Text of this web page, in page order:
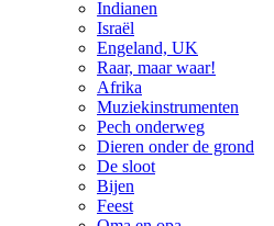
Indianen
Israël
Engeland, UK
Raar, maar waar!
Afrika
Muziekinstrumenten
Pech onderweg
Dieren onder de grond
De sloot
Bijen
Feest